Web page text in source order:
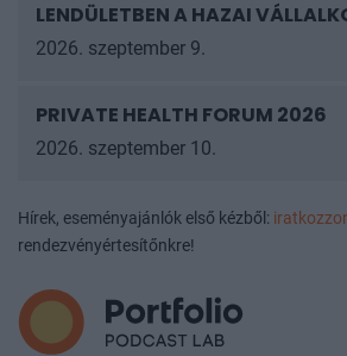
LENDÜLETBEN A HAZAI
2026. szeptember 9.
PRIVATE HEALTH FORUM 2026
2026. szeptember 10.
Hírek, eseményajánlók első kézből:
rendezvényértesítőnkre!